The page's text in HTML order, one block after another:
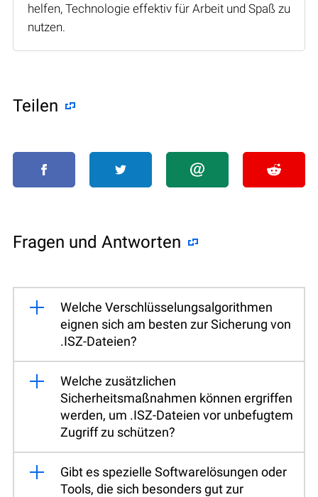
helfen, Technologie effektiv für Arbeit und Spaß zu
nutzen.
Teilen
Fragen und Antworten
Welche Verschlüsselungsalgorithmen
eignen sich am besten zur Sicherung von
.ISZ-Dateien?
Welche zusätzlichen
Sicherheitsmaßnahmen können ergriffen
werden, um .ISZ-Dateien vor unbefugtem
Zugriff zu schützen?
Gibt es spezielle Softwarelösungen oder
Tools, die sich besonders gut zur